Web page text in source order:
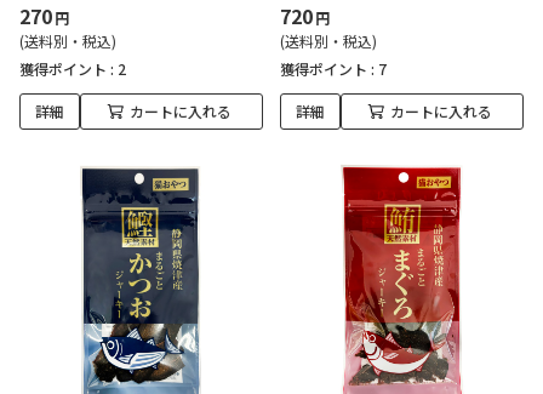
270円
(送料別・税込)
獲得ポイント : 2
詳細 カートに入れる
720円
(送料別・税込)
獲得ポイント : 7
詳細 カートに入れる